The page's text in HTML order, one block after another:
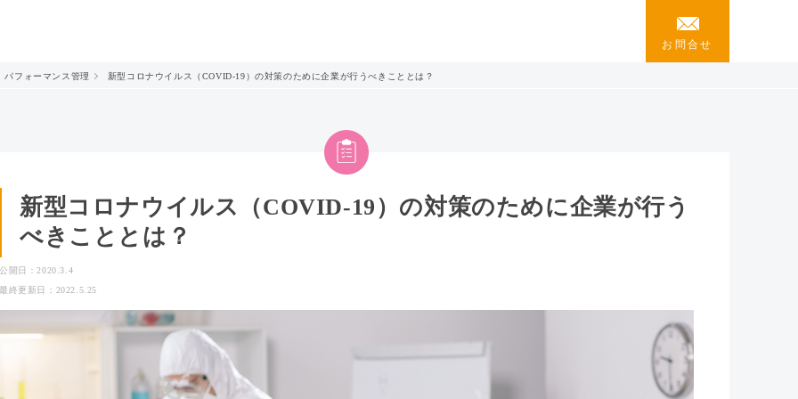
お問合せ
パフォーマンス管理 新型コロナウイルス（COVID-19）の対策のために企業が行うべきこととは？
新型コロナウイルス（COVID-19）の対策のために企業が行う
べきこととは？
公開日：2020.3.4
最終更新日：2022.5.25